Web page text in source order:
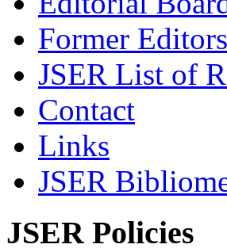
Former
JSER List of
Contact
Links
JSER
JSER Policies